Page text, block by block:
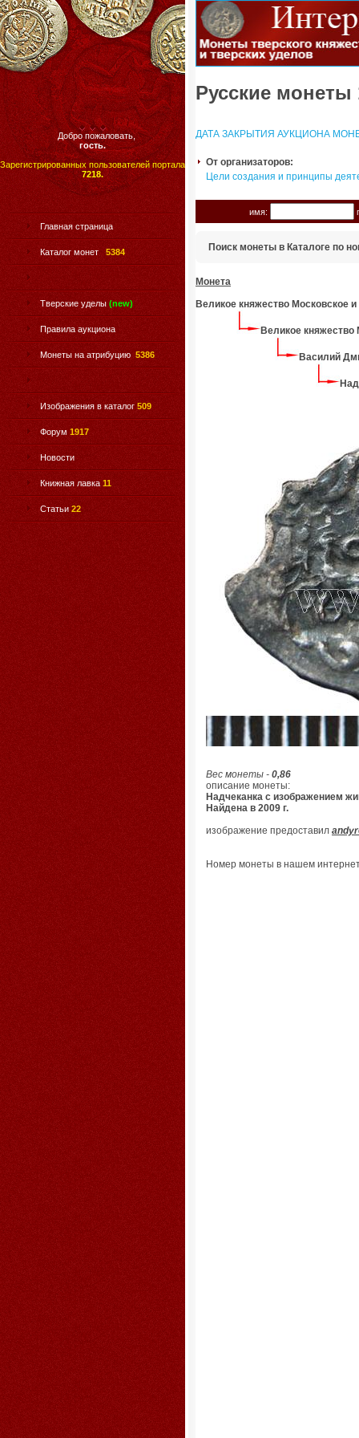
Добро пожаловать,
гость.
Зарегистрированных пользователей портала
7218.
Главная страница
Каталог монет 5384
Тверские уделы (new)
Правила аукциона
Монеты на атрибуцию 5386
Изображения в каталог 509
Форум 1917
Новости
Книжная лавка 11
Статьи 22
Русские монеты
ДАТА ЗАКРЫТИЯ АУКЦИОНА
От организаторов:
Цели создания и принципы
имя:
Поиск монеты в Каталоге по
Монета
Великое княжество Московское
Великое княжество
Василий
Вес монеты - 0,86
описание монеты:
Надчеканка с изображением
Найдена в 2009 г.
изображение предоставил
Номер монеты в нашем